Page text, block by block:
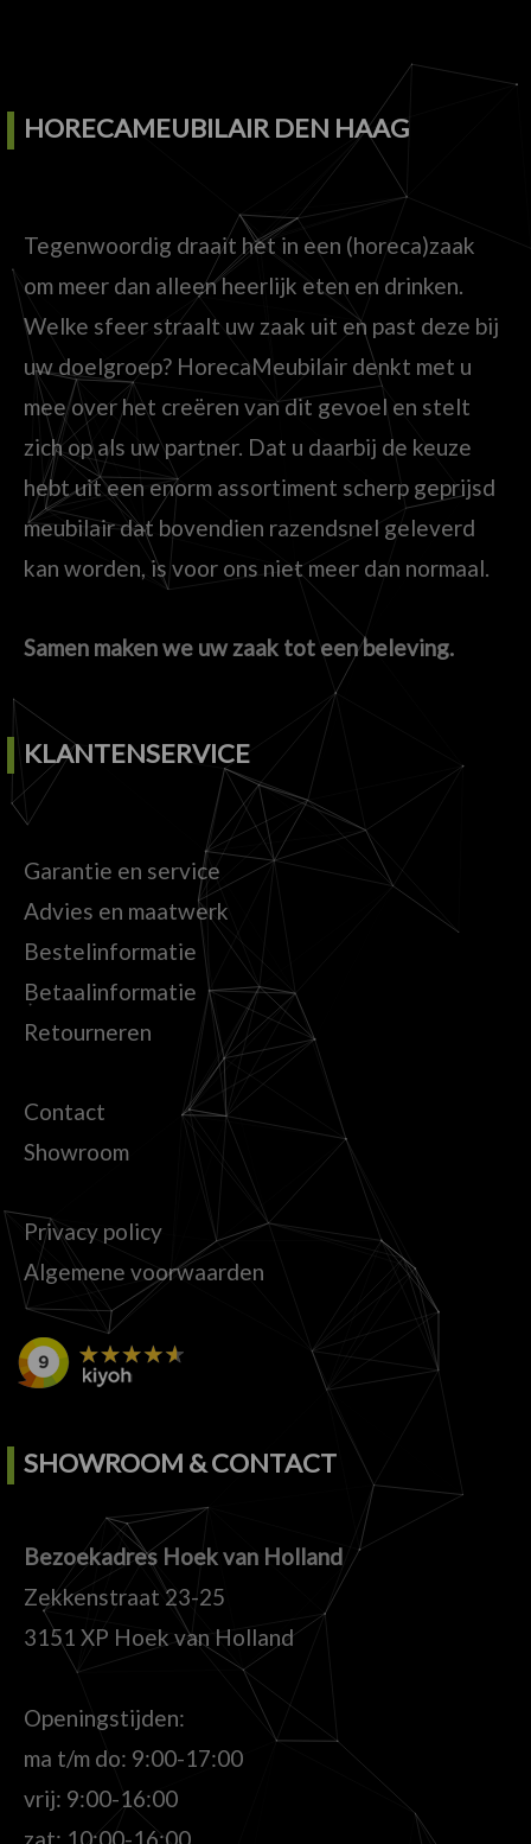
HORECAMEUBILAIR DEN HAAG
Tegenwoordig draait het in een (horeca)zaak
om meer dan alleen heerlijk eten en drinken.
Welke sfeer straalt uw zaak uit en past deze bij
uw doelgroep? HorecaMeubilair denkt met u
mee over het creëren van dit gevoel en stelt
zich op als uw partner. Dat u daarbij de keuze
hebt uit een enorm assortiment scherp geprijsd
meubilair dat bovendien razendsnel geleverd
kan worden, is voor ons niet meer dan normaal.
Samen maken we uw zaak tot een beleving.
KLANTENSERVICE
Garantie en service
Advies en maatwerk
Bestelinformatie
Betaalinformatie
Retourneren
Contact
Showroom
Privacy policy
Algemene voorwaarden
SHOWROOM & CONTACT
Bezoekadres Hoek van Holland
Zekkenstraat 23-25
3151 XP Hoek van Holland
Openingstijden:
ma t/m do: 9:00-17:00
vrij: 9:00-16:00
zat: 10:00-16:00